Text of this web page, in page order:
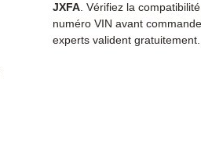
JXFA . Vérifiez la
numéro VIN avant
experts valident gratuitement.